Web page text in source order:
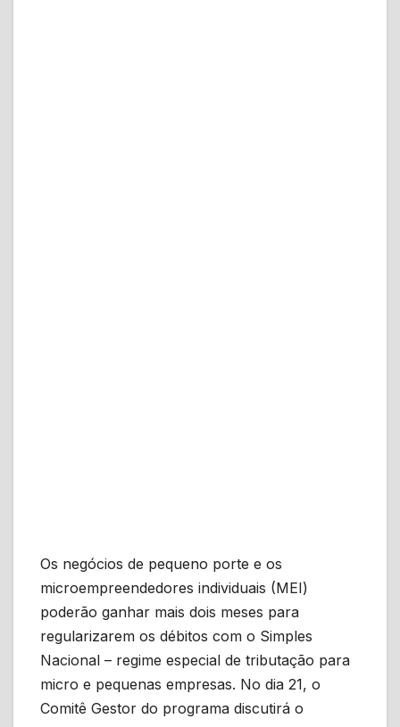
Os negócios de pequeno porte e os
microempreendedores individuais (MEI)
poderão ganhar mais dois meses para
regularizarem os débitos com o Simples
Nacional – regime especial de tributação para
micro e pequenas empresas. No dia 21, o
Comitê Gestor do programa discutirá o